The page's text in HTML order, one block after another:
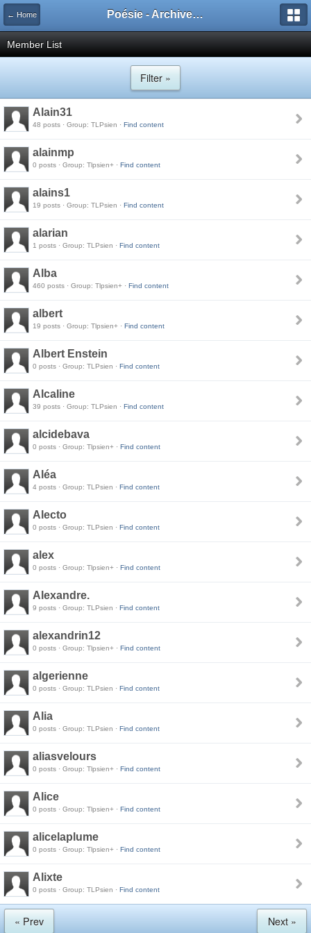
← Home Poésie - Archives de Toute La Poésie - 2005 - 2006
Member List
Filter »
Alain31
48 posts · Group: TLPsien · Find content
alainmp
0 posts · Group: Tlpsien+ · Find content
alains1
19 posts · Group: TLPsien · Find content
alarian
1 posts · Group: TLPsien · Find content
Alba
460 posts · Group: Tlpsien+ · Find content
albert
19 posts · Group: Tlpsien+ · Find content
Albert Enstein
0 posts · Group: TLPsien · Find content
Alcaline
39 posts · Group: TLPsien · Find content
alcidebava
0 posts · Group: Tlpsien+ · Find content
Aléa
4 posts · Group: TLPsien · Find content
Alecto
0 posts · Group: TLPsien · Find content
alex
0 posts · Group: Tlpsien+ · Find content
Alexandre.
9 posts · Group: TLPsien · Find content
alexandrin12
0 posts · Group: Tlpsien+ · Find content
algerienne
0 posts · Group: TLPsien · Find content
Alia
0 posts · Group: TLPsien · Find content
aliasvelours
0 posts · Group: Tlpsien+ · Find content
Alice
0 posts · Group: Tlpsien+ · Find content
alicelaplume
0 posts · Group: Tlpsien+ · Find content
Alixte
0 posts · Group: TLPsien · Find content
« Prev Next »